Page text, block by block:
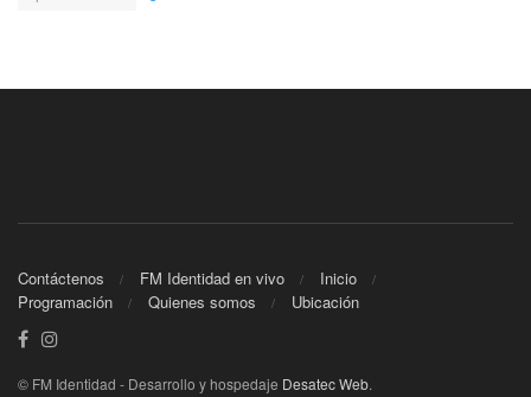
Contáctenos FM Identidad en vivo
Inicio
Programación
Quienes somos Ubicación
© FM Identidad - Desarrollo y hospedaje Desatec Web.